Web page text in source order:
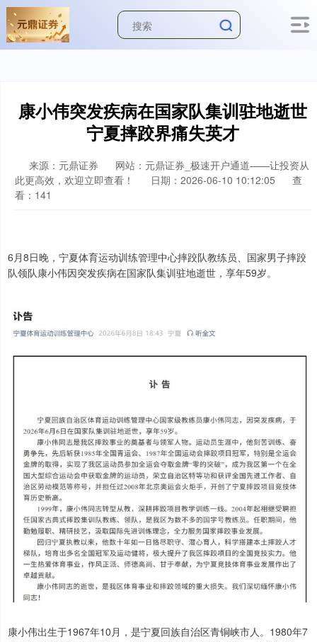
康小伟突发疾病在国家队集训驻地逝世
宁夏摔跤界痛失英才
来源：元鼎证券
网站：元鼎证券_极速开户通道——让投资从
此更高效，欢迎立即查看！
日期：2026-06-10 10:12:05
查
看：141
6月8日晚，宁夏体育运动训练管理中心摔跤队教练员、国家男子摔跤
队领队康小伟因突发疾病在国家队集训驻地逝世，享年59岁。
康小伟出生于1967年10月，是宁夏回族自治区青铜峡市人。1980年7